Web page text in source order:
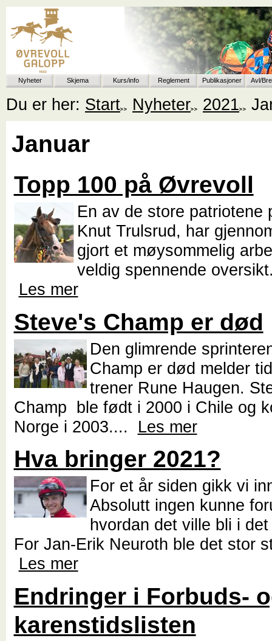
Nyheter Skjema Kurs/info Reglement Publikasjoner Avl/
Du er her: Start Nyheter 2021
Januar
Topp 100 på Øvrevoll
En av de store patriotene
Knut Trulsrud, har
gjort et møysommelig
veldig spennende
Les mer
Steve's Champ er død
Den glimrende
Champ er død melder
trener Rune Haugen.
Champ ble født i 2000 i Chile og
Norge i 2003.... Les mer
Hva bringer 2021?
For et år siden gikk vi
Absolutt ingen kunne
hvordan det ville bli i
For Jan-Erik Neuroth ble det stor
Les mer
Endringer i Forbuds-
karenstidslisten